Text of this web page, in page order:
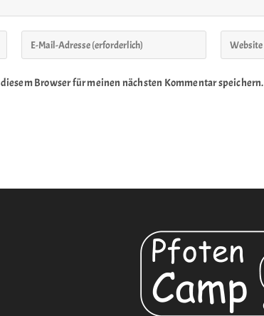
Browser für meinen nächsten Kommentar speichern.